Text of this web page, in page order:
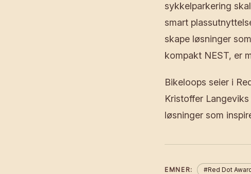
sykkelparkering
smart
skape løsninger
kompakt NEST, er
Bikeloops seier i
Kristoffer
løsninger som
EMNER: #Red Dot